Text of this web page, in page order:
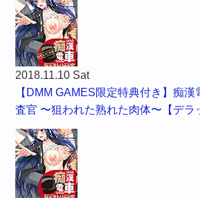
2018.11.10 Sat
【DMM GAMES限定特典付き】痴
査官 〜狙われた熟れた肉体〜【デラ